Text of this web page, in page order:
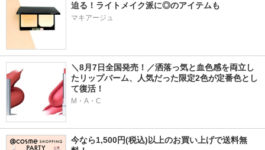
迫る！ライトメイク派に◎のアイテムも
マキアージュ
＼8月7日全国発売！／洒落っ気と血色感を両立し
たリップバーム、人気だった限定2色が定番色とし
て復活！
M・A・C
今なら1,500円(税込)以上のお買い上げで送料無